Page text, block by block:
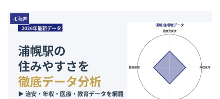
北海道